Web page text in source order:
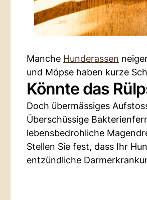
Manche Hunderassen
und Möpse haben kurze
Könnte das
Doch übermässiges
Überschüssige
lebensbedrohliche
Stellen Sie fest, dass Ihr
entzündliche